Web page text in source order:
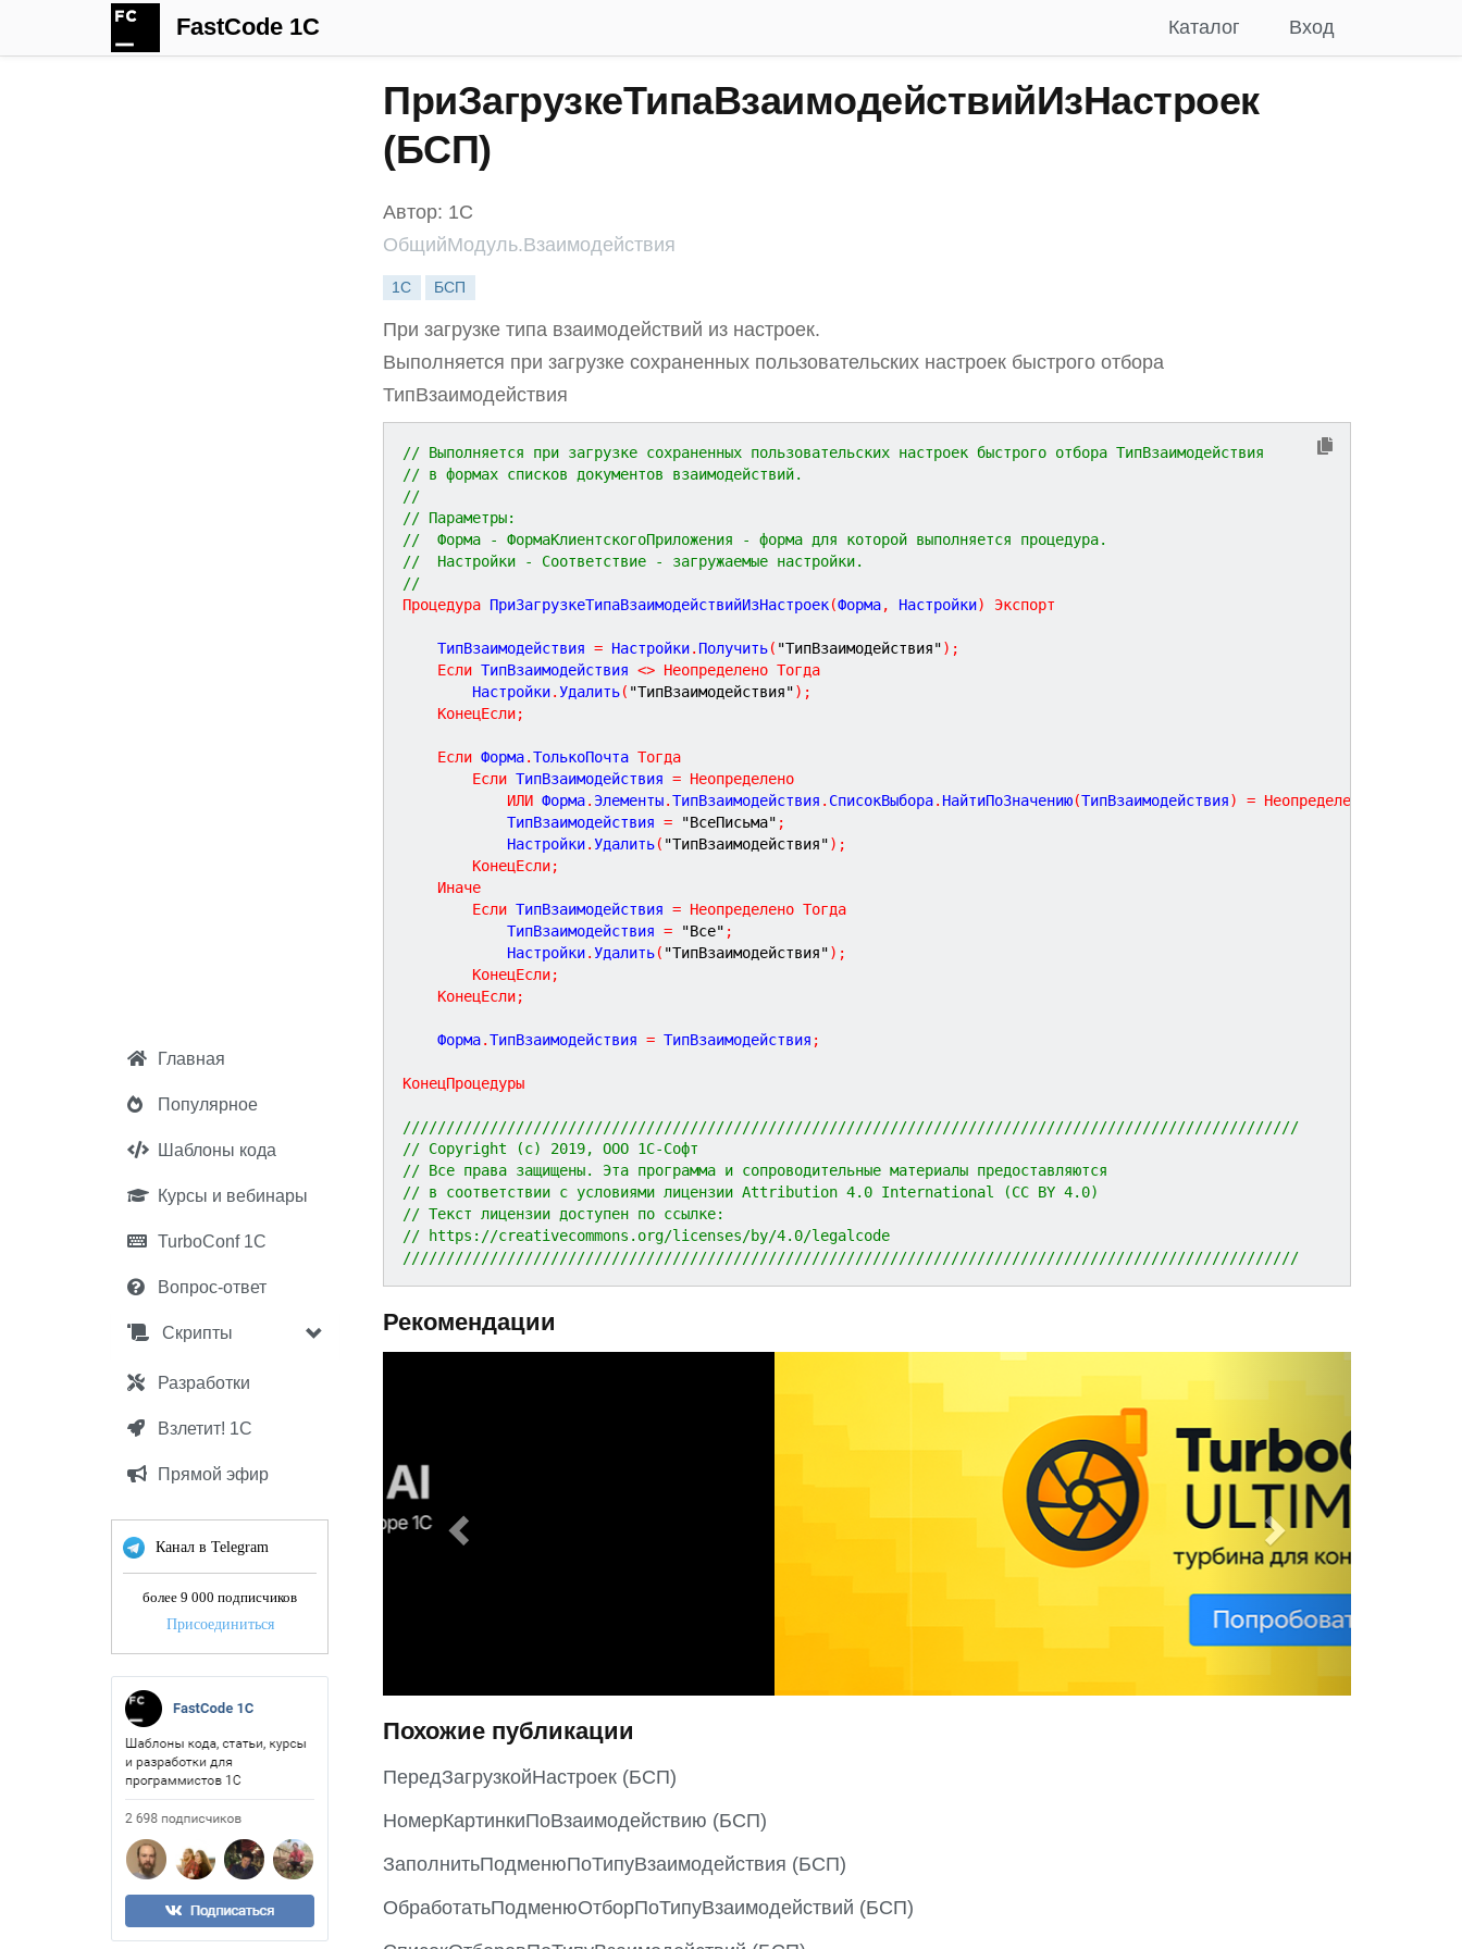
FastCode 1C Вход
Каталог
Главная
Популярное
Шаблоны кода
Курсы и вебинары
TurboConf 1С
Вопрос-ответ
Скрипты
Разработки
Взлетит! 1С
Прямой эфир
Канал в Telegram
более 9 000 подписчиков
Присоединиться
ПриЗагрузкеТипаВзаимодействийИзНастроек
(БСП)
Автор: 1С
ОбщийМодуль.Взаимодействия
1С БСП
При загрузке типа взаимодействий из настроек.
Выполняется при загрузке сохраненных пользовательских настроек быстрого отбора
ТипВзаимодействия
// Выполняется при загрузке сохраненных пользовательских настроек быстрого отбора ТипВзаимодействия
// в формах списков документов взаимодействий.
//
// Параметры:
//  Форма - ФормаКлиентскогоПриложения - форма для которой выполняется процедура.
//  Настройки - Соответствие - загружаемые настройки.
//
Процедура ПриЗагрузкеТипаВзаимодействийИзНастроек(Форма, Настройки) Экспорт
	ТипВзаимодействия
= Настройки. Получить( "ТипВзаимодействия") ;
Если ТипВзаимодействия <> Неопределено Тогда
		Настройки
.Удалить( "ТипВзаимодействия") ;
КонецЕсли;
Если Форма.ТолькоПочта Тогда
Если ТипВзаимодействия = Неопределено
ИЛИ Форма. Элементы.ТипВзаимодействия . СписокВыбора. НайтиПоЗначению(ТипВзаимодействия) = Неопределено
			ТипВзаимодействия
= "ВсеПисьма" ;
			Настройки
.Удалить( "ТипВзаимодействия") ;
КонецЕсли;
Иначе
Если ТипВзаимодействия = Неопределено Тогда
			ТипВзаимодействия
= "Все" ;
			Настройки
.Удалить( "ТипВзаимодействия") ;
КонецЕсли;
КонецЕсли;
	Форма
.ТипВзаимодействия = ТипВзаимодействия ;
КонецПроцедуры
///////////////////////////////////////////////////////////////////////////////////////////////////////
// Copyright (c) 2019, ООО 1С-Софт
// Все права защищены. Эта программа и сопроводительные материалы предоставляются
// в соответствии с условиями лицензии Attribution 4.0 International (CC BY 4.0)
// Текст лицензии доступен по ссылке:
// https://creativecommons.org/licenses/by/4.0/legalcode
///////////////////////////////////////////////////////////////////////////////////////////////////////
Рекомендации
o
u
x
t
Похожие публикации
ПередЗагрузкойНастроек (БСП)
НомерКартинкиПоВзаимодействию (БСП)
ЗаполнитьПодменюПоТипуВзаимодействия (БСП)
ОбработатьПодменюОтборПоТипуВзаимодействий (БСП)